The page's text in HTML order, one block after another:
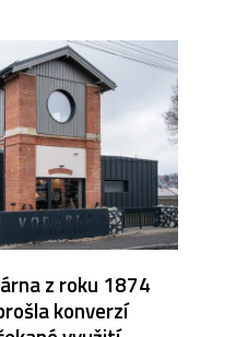
z roku 1874
konverzí